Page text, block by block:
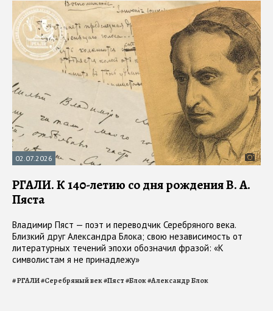
02.07.2026
РГАЛИ. К 140-летию со дня рождения В. А.
Пяста
Владимир Пяст — поэт и переводчик Серебряного века.
Близкий друг Александра Блока; свою независимость от
литературных течений эпохи обозначил фразой: «К
символистам я не принадлежу»
#РГАЛИ#Серебряный век#Пяст#Блок#Александр Блок